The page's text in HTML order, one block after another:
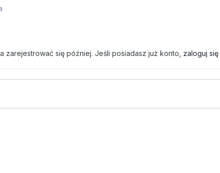
zarejestrować się później. Jeśli posiadasz już konto, zaloguj się